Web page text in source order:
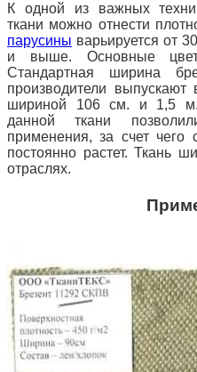
К одной из важных
ткани можно отнести
парусины варьируется от
и выше. Основные
Стандартная ширина
производители выпускают
шириной 106 см. и 1,5 м.
данной ткани
применения, за счет
постоянно растет. Ткань
отраслях.